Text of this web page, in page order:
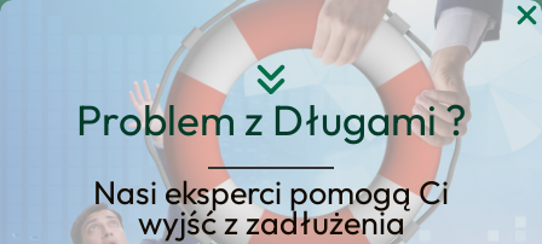
Problem z Długami ?
Nasi eksperci pomogą Ci
wyjść z zadłużenia
Przejdź
Strona główna
Blog Kredyt123.pl
Wynajem samochodów